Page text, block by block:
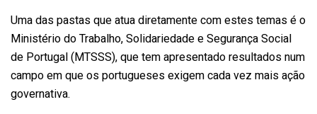
Uma das pastas que atua diretamente com estes temas é o
Ministério do Trabalho, Solidariedade e Segurança Social
de Portugal (MTSSS), que tem apresentado resultados num
campo em que os portugueses exigem cada vez mais ação
governativa.